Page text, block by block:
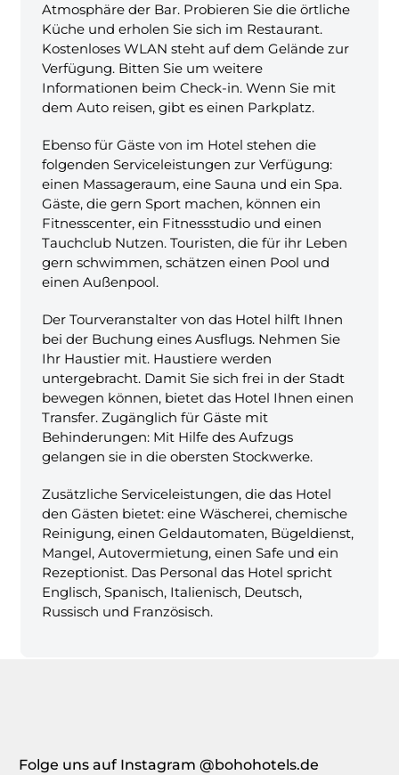
Atmosphäre der Bar. Probieren Sie die örtliche
Küche und erholen Sie sich im Restaurant.
Kostenloses WLAN steht auf dem Gelände zur
Verfügung. Bitten Sie um weitere
Informationen beim Check-in. Wenn Sie mit
dem Auto reisen, gibt es einen Parkplatz.
Ebenso für Gäste von im Hotel stehen die
folgenden Serviceleistungen zur Verfügung:
einen Massageraum, eine Sauna und ein Spa.
Gäste, die gern Sport machen, können ein
Fitnesscenter, ein Fitnessstudio und einen
Tauchclub Nutzen. Touristen, die für ihr Leben
gern schwimmen, schätzen einen Pool und
einen Außenpool.
Der Tourveranstalter von das Hotel hilft Ihnen
bei der Buchung eines Ausflugs. Nehmen Sie
Ihr Haustier mit. Haustiere werden
untergebracht. Damit Sie sich frei in der Stadt
bewegen können, bietet das Hotel Ihnen einen
Transfer. Zugänglich für Gäste mit
Behinderungen: Mit Hilfe des Aufzugs
gelangen sie in die obersten Stockwerke.
Zusätzliche Serviceleistungen, die das Hotel
den Gästen bietet: eine Wäscherei, chemische
Reinigung, einen Geldautomaten, Bügeldienst,
Mangel, Autovermietung, einen Safe und ein
Rezeptionist. Das Personal das Hotel spricht
Englisch, Spanisch, Italienisch, Deutsch,
Russisch und Französisch.
Folge uns auf Instagram @bohohotels.de